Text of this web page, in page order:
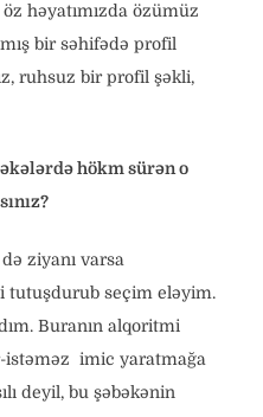
həyatımızda özümüz
bir səhifədə profil
ruhsuz bir profil şəkli,
hökm sürən o
ziyanı varsa
tutuşdurub seçim eləyim.
Buranın alqoritmi
istəməz imic yaratmağa
deyil, bu şəbəkənin